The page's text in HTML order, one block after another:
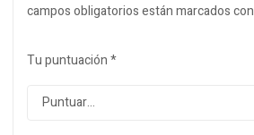
campos obligatorios están marcados con
Tu puntuación*